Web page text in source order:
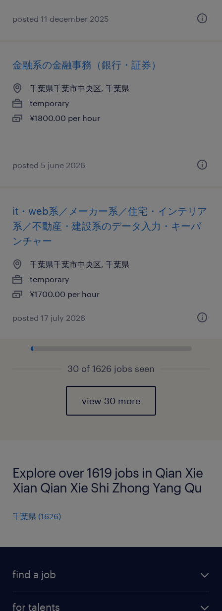
posted 11 december 2025
金融系の金融事務（銀行・証券）
千葉県千葉市中央区, 千葉県
temporary
¥1800.00 per hour
posted 5 june 2026
it・web系／メーカー系／住宅・インテリア
系／不動産・建設系のデータ入力・キーパ
ンチャー
千葉県千葉市中央区, 千葉県
temporary
¥1700.00 per hour
posted 17 july 2026
30 of 1626 jobs seen
view 30 more
Explore over 1619 jobs in Qian Xie
Xian Qian Xie Shi Zhong Yang Qu
千葉県 (1626)
find a job
for talents